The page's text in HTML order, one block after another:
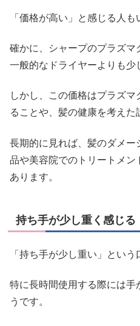
「価格が高い」と感じる人も
確かに、シャープのプラズ
一般的なドライヤーよりも少
しかし、この価格はプラズ
ることや、髪の健康を考えた
長期的に見れば、髪のダメ
品や美容院でのトリートメ
あります。
持ち手が少し重く感じる
「持ち手が少し重い」という
特に長時間使用する際には手
うです。